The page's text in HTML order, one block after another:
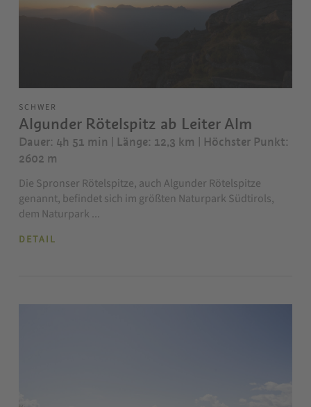
SCHWER
Algunder Rötelspitz ab Leiter Alm
Dauer: 4h 51 min | Länge: 12,3 km | Höchster Punkt:
2602 m
Die Spronser Rötelspitze, auch Algunder Rötelspitze
genannt, befindet sich im größten Naturpark Südtirols,
dem Naturpark ...
DETAIL